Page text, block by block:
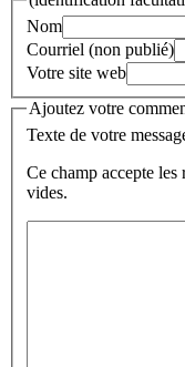
Nom
Courriel (non publié)
Votre site web
Ajoutez votre
Texte de votre
Ce champ accepte les
vides.